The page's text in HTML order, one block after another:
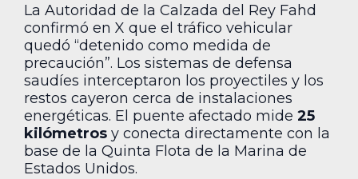
La Autoridad de la Calzada del Rey Fahd
confirmó en X que el tráfico vehicular
quedó “detenido como medida de
precaución”. Los sistemas de defensa
saudíes interceptaron los proyectiles y los
restos cayeron cerca de instalaciones
energéticas. El puente afectado mide 25
kilómetros y conecta directamente con la
base de la Quinta Flota de la Marina de
Estados Unidos.